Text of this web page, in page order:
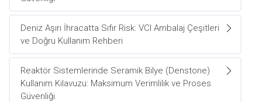
Deniz Aşırı İhracatta Sıfır Risk: VCI Ambalaj Çeşitleri
ve Doğru Kullanım Rehberi
Reaktör Sistemlerinde Seramik Bilye (Denstone)
Kullanım Kılavuzu: Maksimum Verimlilik ve Proses
Güvenliği